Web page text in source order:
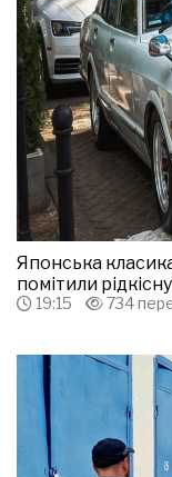
Японська
помітили
19:15 734